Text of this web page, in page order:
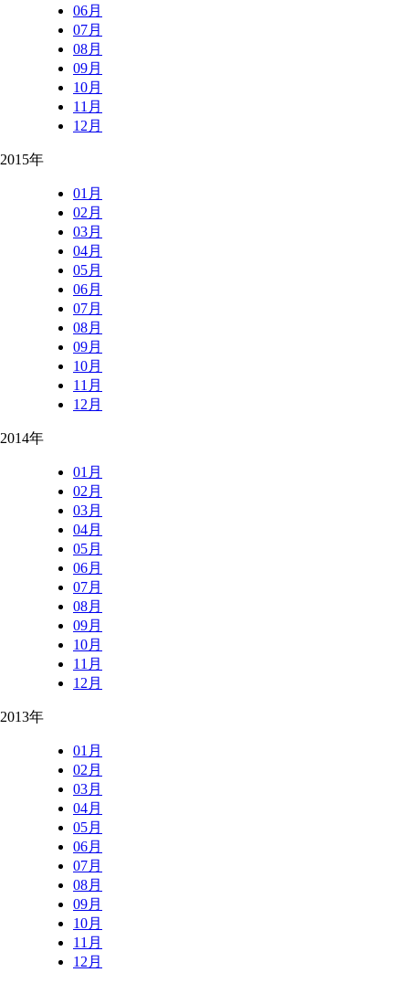
06月
07月
08月
09月
10月
11月
12月
2015年
01月
02月
03月
04月
05月
06月
07月
08月
09月
10月
11月
12月
2014年
01月
02月
03月
04月
05月
06月
07月
08月
09月
10月
11月
12月
2013年
01月
02月
03月
04月
05月
06月
07月
08月
09月
10月
11月
12月